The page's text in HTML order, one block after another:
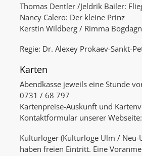
Thomas Dentler /Jeldrik Bailer:
Nancy Calero: Der kleine Prinz
Kerstin Wildberg / Rimma
Regie: Dr. Alexey Prokaev-Sankt-
Karten
Abendkasse jeweils eine Stunde
0731 / 68 797
Kartenpreise-Auskunft und
Kontaktformular unserer
Kulturloger (Kulturloge Ulm / Neu-
haben freien Eintritt. Eine